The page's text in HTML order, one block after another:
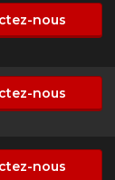
nous
nous
nous